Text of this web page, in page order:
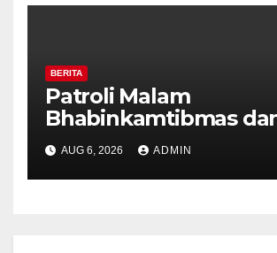
BERITA
Patroli Malam
Bhabinkamtibmas
Pilar Kelurahan
Perkuat Kamtibmas,
Diajak Aktifkan Ronda
AUG 6, 2026 ADMIN